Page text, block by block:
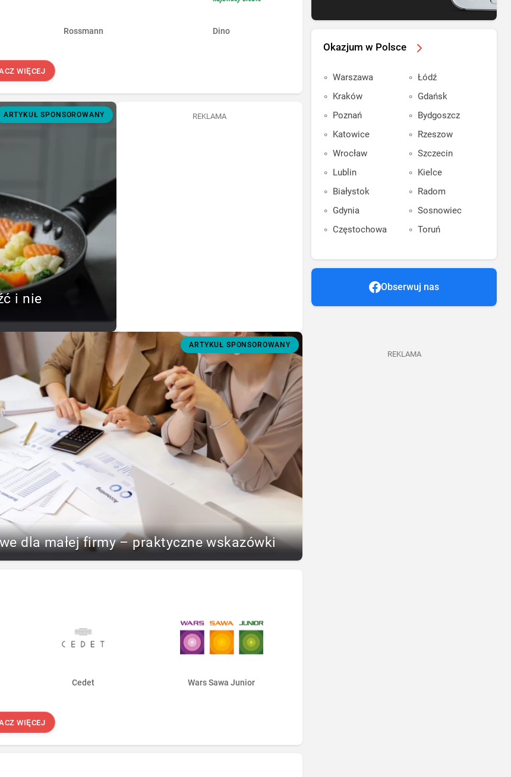
Rossmann Dino
WIĘCEJ
ARTYKUŁ SPONSOROWANY
i nie
REKLAMA
ARTYKUŁ SPONSOROWANY
dla małej firmy – praktyczne wskazówki
Cedet Wars Sawa Junior
WIĘCEJ
Okazjum w Polsce
Warszawa
Kraków
Poznań
Katowice
Wrocław
Lublin
Białystok
Gdynia
Częstochowa
Łódź
Gdańsk
Bydgoszcz
Rzeszow
Szczecin
Kielce
Radom
Sosnowiec
Toruń
Obserwuj nas
REKLAMA